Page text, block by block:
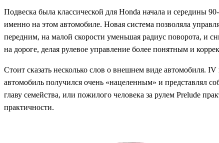
Подвеска была классической для Honda начала и середины
именно на этом автомобиле. Новая система позволяла
передним, на малой скорости уменьшая радиус поворота, и
на дороге, делая рулевое управление более понятным и
Стоит сказать несколько слов о внешнем виде автомобиля.
автомобиль получился очень «нацеленным» и представлял
главу семейства, или пожилого человека за рулем Prelude
практичности.